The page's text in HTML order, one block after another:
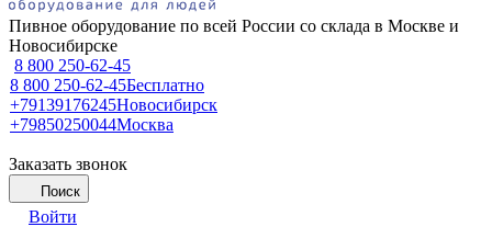
Пивное оборудование по всей России со склада в Москве и
Новосибирске
8 800 250-62-45
8 800 250-62-45Бесплатно
+79139176245Новосибирск
+79850250044Москва
Заказать звонок
Поиск
Войти